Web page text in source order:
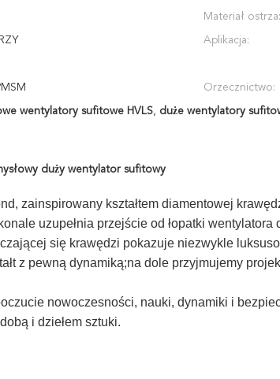
Materiał ostrza:
Aplikacja:
Orzecznictwo:
wentylatory sufitowe HVLS, duże wentylatory
duży wentylator sufitowy
zainspirowany kształtem diamentowej
uzupełnia przejście od łopatki wentylatora
się krawędzi pokazuje niezwykle
z pewną dynamiką;na dole przyjmujemy
nowoczesności, nauki, dynamiki i
i dziełem sztuki.